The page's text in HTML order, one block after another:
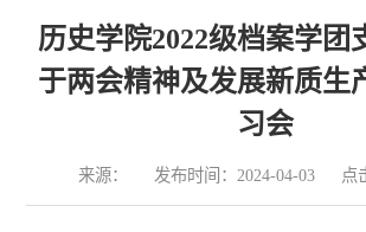
历史学院2022级档案学团
于两会精神及发展新质生
习会
来源： 发布时间：2024-04-03 点